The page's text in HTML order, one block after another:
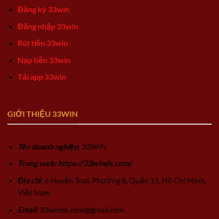
Đăng ký 33win
Đăng nhập 33win
Rút tiền 33win
Nạp tiền 33win
Tải app 33win
GIỚI THIỆU 33WIN
Tên doanh nghiệp: 33WIN
Trang web: https://33winds.com/
Địa chỉ: 6 Huyện Toại, Phường 8, Quận 11, Hồ Chí Minh,
Việt Nam
Email: 33winds.com@gmail.com